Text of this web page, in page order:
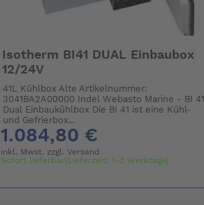
Isotherm BI41 DUAL Einbaubox
12/24V
41L Kühlbox Alte Artikelnummer:
3041BA2A00000 Indel Webasto Marine - BI 41
Dual Einbaukühlbox Die BI 41 ist eine Kühl-
und Gefrierbox...
1.084,80 €
inkl. Mwst. zzgl.Versand
Sofort lieferbar(Lieferzeit: 1-3 Werktage)